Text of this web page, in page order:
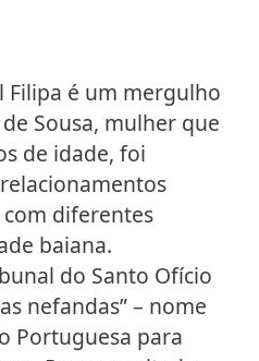
Filipa é um mergulho
Sousa, mulher que
de idade, foi
diferentes
baiana.
do Santo Ofício
nefandas” – nome
Portuguesa para